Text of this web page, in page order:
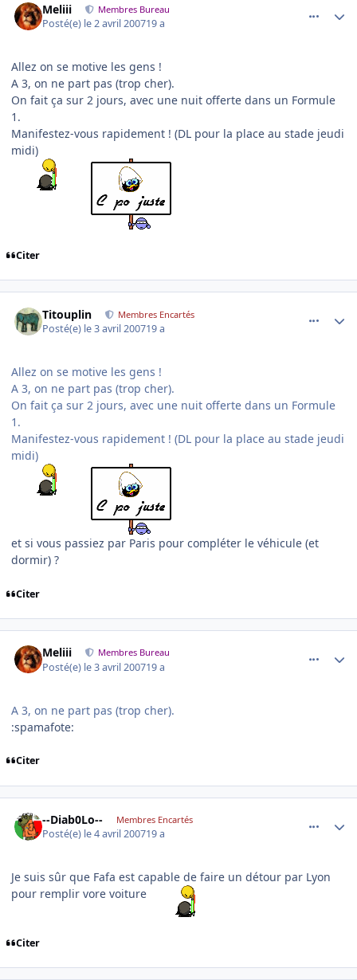
Meliii Membres Bureau
Posté(e) le 2 avril 200719 a
Allez on se motive les gens !
A 3, on ne part pas (trop cher).
On fait ça sur 2 jours, avec une nuit offerte dans un Formule
1.
Manifestez-vous rapidement ! (DL pour la place au stade jeudi
midi)
Citer
Titouplin Membres Encartés
Posté(e) le 3 avril 200719 a
Allez on se motive les gens !
A 3, on ne part pas (trop cher).
On fait ça sur 2 jours, avec une nuit offerte dans un Formule
1.
Manifestez-vous rapidement ! (DL pour la place au stade jeudi
midi)
et si vous passiez par Paris pour compléter le véhicule (et
dormir) ?
Citer
Meliii Membres Bureau
Posté(e) le 3 avril 200719 a
A 3, on ne part pas (trop cher).
:spamafote:
Citer
--Diab0Lo-- Membres Encartés
Posté(e) le 4 avril 200719 a
Je suis sûr que Fafa est capable de faire un détour par Lyon
pour remplir vore voiture
Citer